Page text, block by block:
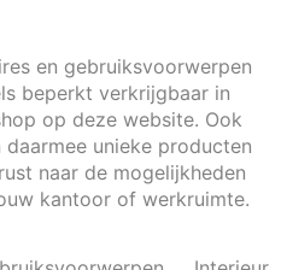
en gebruiksvoorwerpen
beperkt verkrijgbaar in
op deze website. Ook
unieke producten
naar de mogelijkheden
kantoor of werkruimte.